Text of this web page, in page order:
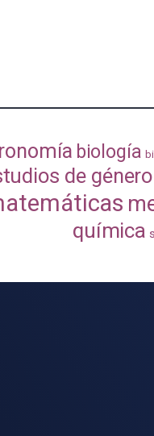
biología
de género
química